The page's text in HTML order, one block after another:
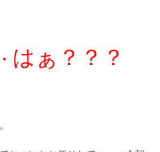
はぁ？？？